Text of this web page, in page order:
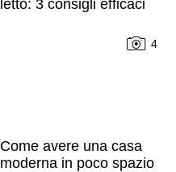
letto: 3 consigli efficaci
4
Come avere una casa
moderna in poco spazio